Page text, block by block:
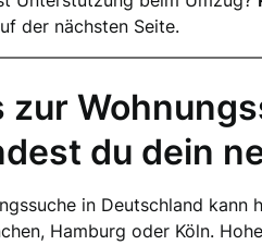
der nächsten Seite.
zur
du dein
in Deutschland
Hamburg oder Köln.